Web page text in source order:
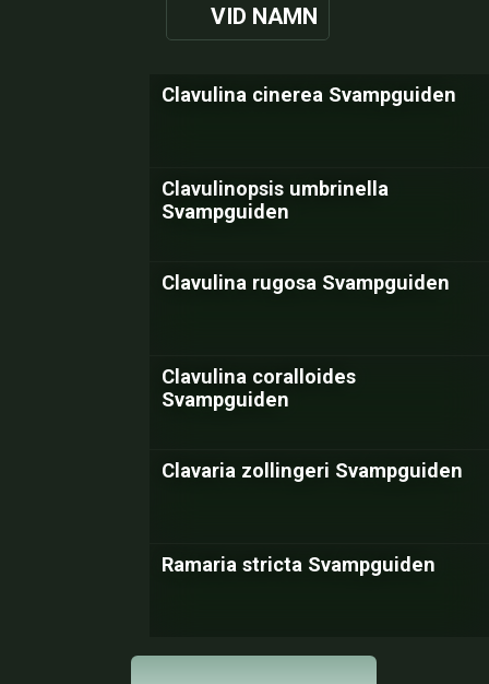
VID NAMN
Clavulina cinerea Svampguiden
Clavulinopsis umbrinella
Svampguiden
Clavulina rugosa Svampguiden
Clavulina coralloides
Svampguiden
Clavaria zollingeri Svampguiden
Ramaria stricta Svampguiden